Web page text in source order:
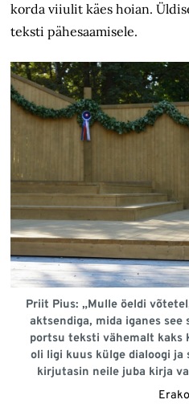
korda viiulit käes hoian.
teksti pähesaamisele.
Priit Pius: „Mulle öeldi
aktsendiga, mida iganes
portsu teksti vähemalt kaks
oli ligi kuus külge dialoogi
kirjutasin neile juba kirja